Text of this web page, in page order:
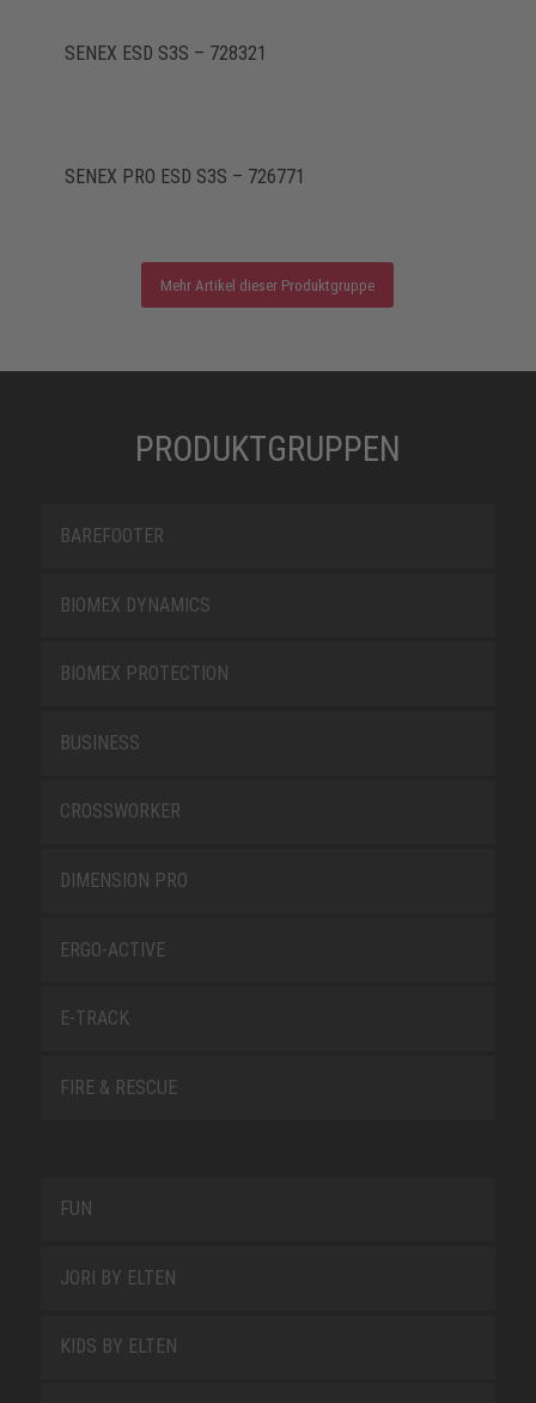
SENEX ESD S3S – 728321
SENEX PRO ESD S3S – 726771
Mehr Artikel dieser Produktgruppe
PRODUKTGRUPPEN
BAREFOOTER
BIOMEX DYNAMICS
BIOMEX PROTECTION
BUSINESS
CROSSWORKER
DIMENSION PRO
ERGO-ACTIVE
E-TRACK
FIRE & RESCUE
FUN
JORI BY ELTEN
KIDS BY ELTEN